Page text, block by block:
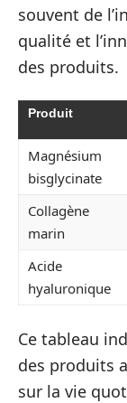
souvent de
qualité et
des produits.
Produit
Magnésium
bisglycinate
Collagène
marin
Acide
hyaluronique
Ce tableau
des produits
sur la vie